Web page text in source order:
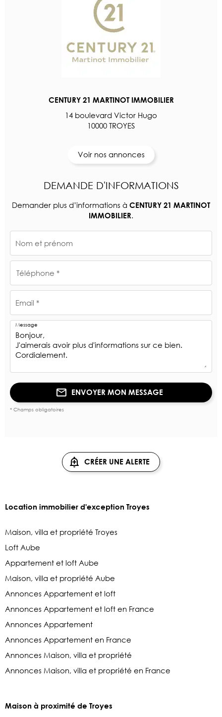
CENTURY 21 MARTINOT IMMOBILIER
14 boulevard Victor Hugo
10000 TROYES
Voir nos annonces
DEMANDE D'INFORMATIONS
Demander plus d’informations à CENTURY 21 MARTINOT
IMMOBILIER.
Nom et prénom
Téléphone *
Email *
Message
ENVOYER MON MESSAGE
* Champs obligatoires
CRÉER UNE ALERTE
Location immobilier d'exception Troyes
Maison, villa et propriété Troyes
Loft Aube
Appartement et loft Aube
Maison, villa et propriété Aube
Annonces Appartement et loft
Annonces Appartement et loft en France
Annonces Appartement
Annonces Appartement en France
Annonces Maison, villa et propriété
Annonces Maison, villa et propriété en France
Maison à proximité de Troyes